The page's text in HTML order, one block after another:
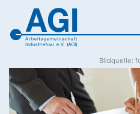
Bildquelle: